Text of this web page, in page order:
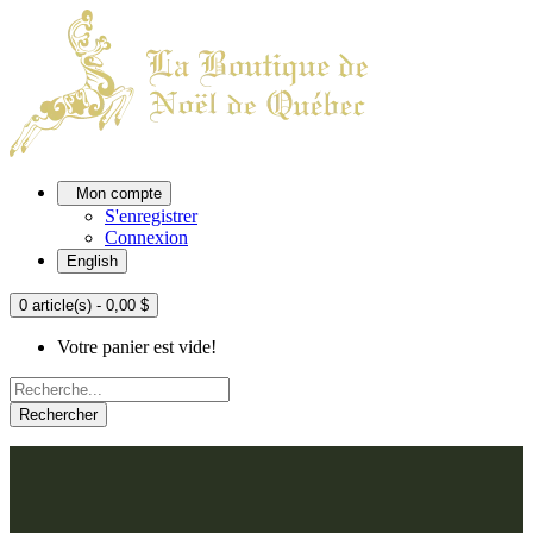
Mon compte
S'enregistrer
Connexion
English
0 article(s) - 0,00 $
Votre panier est vide!
Rechercher